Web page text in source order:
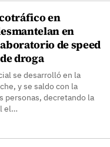
en
en
de speed
droga
se desarrolló en la
y se saldo con la
personas, decretando la
el…